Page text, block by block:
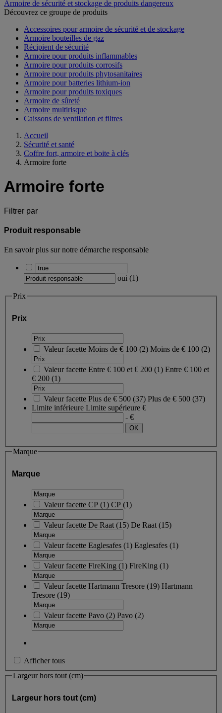
Armoire de sécurité et stockage de produits dangereux
Découvrez ce groupe de produits
Accessoires pour armoire de sécurité et de stockage
Armoire bouteilles de gaz
Récipient de sécurité
Armoire pour produits inflammables
Armoire pour produits corrosifs
Armoire pour produits phytosanitaires
Armoire pour batteries lithium-ion
Armoire pour produits toxiques
Armoire de sûreté
Armoire multirisque
Caissons de ventilation et filtres
Accueil
Sécurité et santé
Coffre fort, armoire et boite à clés
Armoire forte
Armoire forte
Filtrer par
Produit responsable
En savoir plus sur notre démarche responsable
oui (1)
Prix
Prix
Valeur facette Moins de € 100 (2) Moins de € 100 (2)
Valeur facette Entre € 100 et € 200 (1) Entre € 100 et
€ 200 (1)
Valeur facette Plus de € 500 (37) Plus de € 500 (37)
Limite inférieure Limite supérieure €
- €
Marque
Marque
Valeur facette CP (1) CP (1)
Valeur facette De Raat(15) De Raat(15)
Valeur facette Eaglesafes (1) Eaglesafes (1)
Valeur facette FireKing (1) FireKing (1)
Valeur facette Hartmann Tresore (19) Hartmann
Tresore (19)
Valeur facette Pavo (2) Pavo (2)
Afficher tous
Largeur hors tout (cm)
Largeur hors tout (cm)